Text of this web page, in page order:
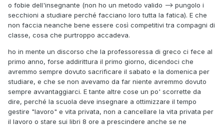
o fobie dell'insegnante (non ho un metodo valido --> pungolo i
secchioni a studiare perché facciano loro tutta la fatica). E che
non faccia neanche bene essere così competitivi tra compagni di
classe, cosa che purtroppo accadeva.
ho in mente un discorso che la professoressa di greco ci fece al
primo anno, forse addirittura il primo giorno, dicendoci che
avremmo sempre dovuto sacrificare il sabato e la domenica per
studiare, e che se non avevamo da far niente avremmo dovuto
sempre avvantaggiarci. E tante altre cose un po' scorrette da
dire, perché la scuola deve insegnare a ottimizzare il tempo
gestire "lavoro" e vita privata, non a cancellare la vita privata per
il lavoro o stare sui libri 8 ore a prescindere anche se ne